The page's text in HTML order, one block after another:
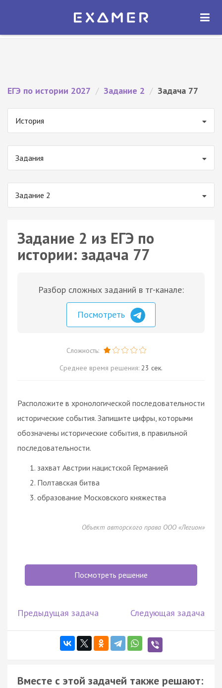
Экзамер — ЕГЭ 2027
ОТКРЫТЬ
ЕГЭ по истории 2027 / Задание 2 / Задача 77
История
Задания
Задание 2
Задание 2 из ЕГЭ по
истории: задача 77
Разбор сложных заданий в тг-канале:
Посмотреть
Сложность:
Среднее время решения: 23 сек.
Расположите в хронологической последовательности
исторические события. Запишите цифры, которыми
обозначены исторические события, в правильной
последовательности.
захват Австрии нацистской Германией
Полтавская битва
образование Московского княжества
Объект авторского права ООО «Легион»
Посмотреть решение
Предыдущая задача Следующая задача
Вместе с этой задачей также решают: